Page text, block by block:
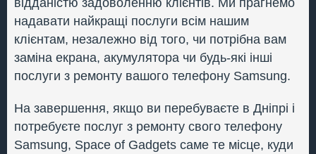
відданістю задоволенню клієнтів. Ми прагнемо
надавати найкращі послуги всім нашим
клієнтам, незалежно від того, чи потрібна вам
заміна екрана, акумулятора чи будь-які інші
послуги з ремонту вашого телефону Samsung.
На завершення, якщо ви перебуваєте в Дніпрі і
потребуєте послуг з ремонту свого телефону
Samsung, Space of Gadgets саме те місце, куди